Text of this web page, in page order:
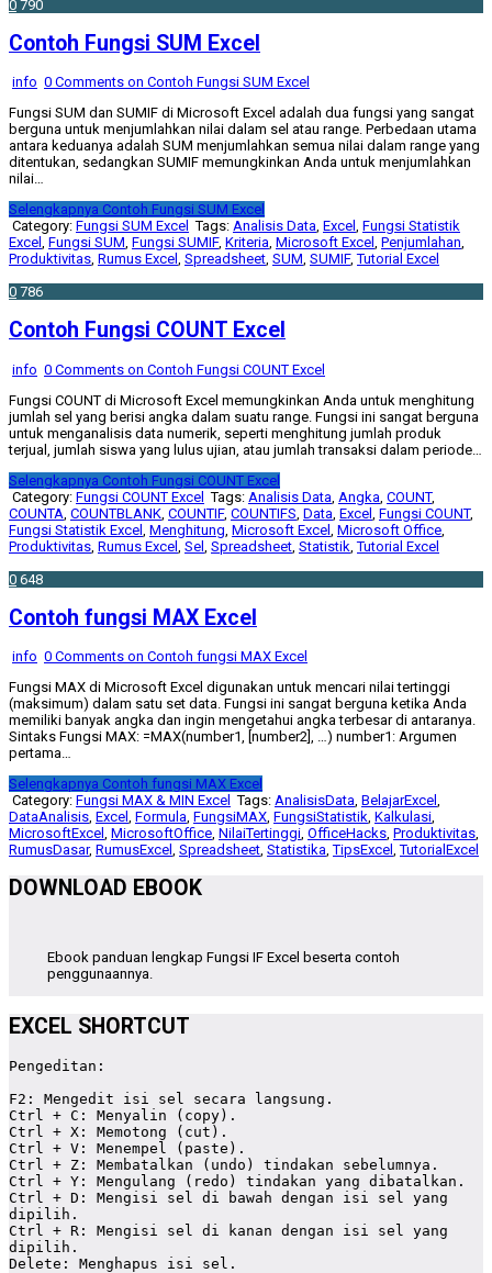
0 790
Contoh Fungsi SUM Excel
info 0 Comments on Contoh Fungsi SUM Excel
Fungsi SUM dan SUMIF di Microsoft Excel adalah dua fungsi yang sangat
berguna untuk menjumlahkan nilai dalam sel atau range. Perbedaan utama
antara keduanya adalah SUM menjumlahkan semua nilai dalam range yang
ditentukan, sedangkan SUMIF memungkinkan Anda untuk menjumlahkan
nilai…
Selengkapnya Contoh Fungsi SUM Excel
Category: Fungsi SUM Excel Tags: Analisis Data, Excel , Fungsi Statistik
Excel , Fungsi SUM, Fungsi SUMIF, Kriteria, Microsoft Excel , Penjumlahan,
Produktivitas, Rumus Excel , Spreadsheet, SUM, SUMIF,Tutorial Excel
0 786
Contoh Fungsi COUNT Excel
info 0 Comments on Contoh Fungsi COUNT Excel
Fungsi COUNT di Microsoft Excel memungkinkan Anda untuk menghitung
jumlah sel yang berisi angka dalam suatu range. Fungsi ini sangat berguna
untuk menganalisis data numerik, seperti menghitung jumlah produk
terjual, jumlah siswa yang lulus ujian, atau jumlah transaksi dalam periode…
Selengkapnya Contoh Fungsi COUNT Excel
Category: Fungsi COUNT Excel Tags: Analisis Data Angka COUNT,
COUNTA COUNTBLANK COUNTIF, COUNTIFS Data Excel Fungsi COUNT,
Fungsi Statistik Excel Menghitung Microsoft Excel Microsoft Office
Produktivitas Rumus Excel Sel Spreadsheet Statistik ,Tutorial Excel
0 648
Contoh fungsi MAX Excel
info 0 Comments on Contoh fungsi MAX Excel
Fungsi MAX di Microsoft Excel digunakan untuk mencari nilai tertinggi
(maksimum) dalam satu set data. Fungsi ini sangat berguna ketika Anda
memiliki banyak angka dan ingin mengetahui angka terbesar di antaranya.
Sintaks Fungsi MAX: =MAX(number1, [number2], …) number1: Argumen
pertama…
Selengkapnya Contoh fungsi MAX Excel
Category: Fungsi MAX & MIN Excel Tags: AnalisisData BelajarExcel
DataAnalisis Excel Formula FungsiMAX FungsiStatistik Kalkulasi
MicrosoftExcel MicrosoftOffice NilaiTertinggi OfficeHacks Produktivitas
RumusDasar, RumusExcel Spreadsheet Statistika ,TipsExcel ,TutorialExcel
DOWNLOAD EBOOK
Ebook panduan lengkap Fungsi IF Excel beserta contoh
penggunaannya.
EXCEL SHORTCUT
Pengeditan:
F2: Mengedit isi sel secara langsung.
Ctrl + C: Menyalin (copy).
Ctrl + X: Memotong (cut).
Ctrl + V: Menempel (paste).
Ctrl + Z: Membatalkan (undo) tindakan sebelumnya.
Ctrl + Y: Mengulang (redo) tindakan yang dibatalkan.
Ctrl + D: Mengisi sel di bawah dengan isi sel yang
dipilih.
Ctrl + R: Mengisi sel di kanan dengan isi sel yang
dipilih.
Delete: Menghapus isi sel.